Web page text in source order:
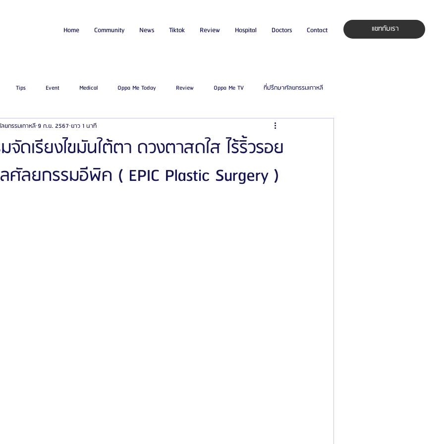
Home Community News Tiktok Review Hospital Doctors Contact แชทกับเรา
Tips Event Medical Oppa Me Today Review Oppa Me TV ที่ปรึกษาศัลยกรรมเกาหลี
ขมัน โรงพยาบาลศัลยกรรมเอท็อป ศัลยแพทย์ ประเทศเกาหลี
ศัลยกรรมจีเอ็นจี โรงพยาบาลศัลยกรรมอิมเมจอัพ โรงพยาบาลศัลยกรรมเจดับเบิลยู โรงพยาบาลศัลยกรรมมาร์เบิ้ล
มาอิน
ดเรียงไขมันใต้ตา ดวงตาสดใส ไร้ริ้วรอย
ศัลยกรรมอีพิค ( EPIC Plastic Surgery )
ยกรรมเกาหลี 9 ก.ย. 2567 ยาว 1 นาที